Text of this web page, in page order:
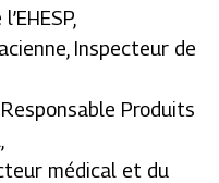
Inspecteur de
Produits
médical et du